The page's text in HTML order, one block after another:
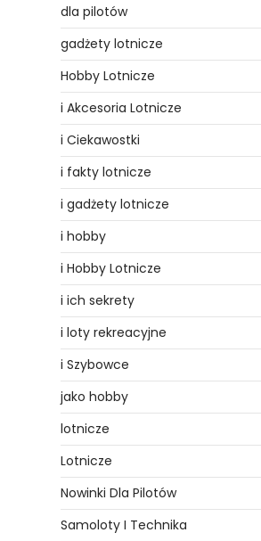
dla pilotów
gadżety lotnicze
Hobby Lotnicze
i Akcesoria Lotnicze
i Ciekawostki
i fakty lotnicze
i gadżety lotnicze
i hobby
i Hobby Lotnicze
i ich sekrety
i loty rekreacyjne
i Szybowce
jako hobby
lotnicze
Lotnicze
Nowinki Dla Pilotów
Samoloty I Technika